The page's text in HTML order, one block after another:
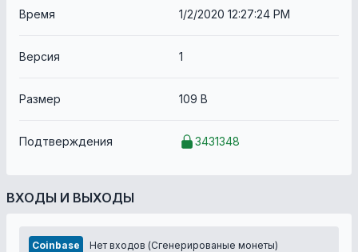
Время 1/2/2020 12:27:24 PM
Версия 1
Размер 109 B
Подтверждения 3431348
ВХОДЫ И ВЫХОДЫ
Coinbase Нет входов (Сгенерированые монеты)